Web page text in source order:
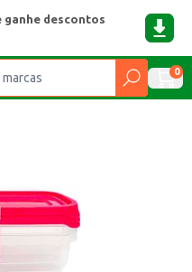
ganhe descontos
0